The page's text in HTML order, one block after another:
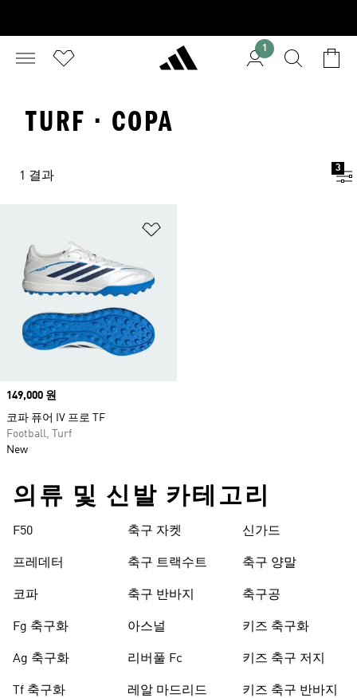
1
TURF · COPA
1 결과
3
Price
149,000 원
코파 퓨어 IV 프로 TF
Football, Turf
New
의류 및 신발 카테고리
F50
프레데터
코파
Fg 축구화
Ag 축구화
Tf 축구화
축구 자켓
축구 트랙수트
축구 반바지
아스널
리버풀 Fc
레알 마드리드
신가드
축구 양말
축구공
키즈 축구화
키즈 축구 저지
키즈 축구 반바지